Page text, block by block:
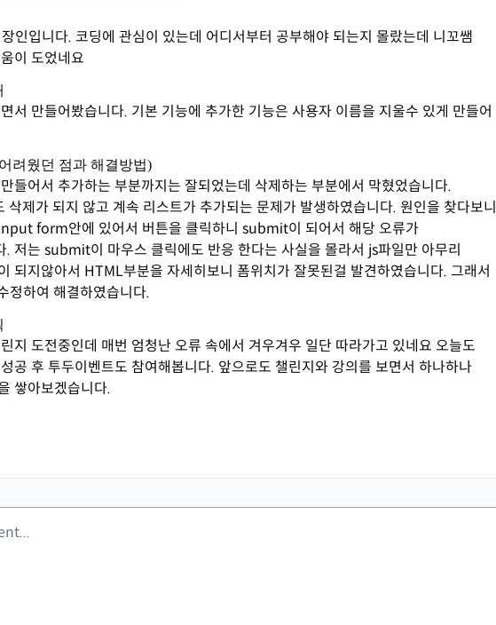
인입니다. 코딩에 관심이 있는데 어디서부터 공부해야 되는지 몰랐는데 니꼬쌤
이 도었네요
서 만들어봤습니다. 기본 기능에 추가한 기능은 사용자 이름을 지울수 있게 만들어
려웠던 점과 해결방법)
들어서 추가하는 부분까지는 잘되었는데 삭제하는 부분에서 막혔었습니다.
삭제가 되지 않고 계속 리스트가 추가되는 문제가 발생하였습니다. 원인을 찾다보니
form안에 있어서 버튼을 클릭하니 submit이 되어서 해당 오류가
. 저는 submit이 마우스 클릭에도 반응 한다는 사실을 몰라서 js파일만 아무리
되지않아서 HTML부분을 자세히보니 폼위치가 잘못된걸 발견하였습니다. 그래서
정하여 해결하였습니다.
지 도전중인데 매번 엄청난 오류 속에서 겨우겨우 일단 따라가고 있네요 오늘도
공 후 투두이벤트도 참여해봅니다. 앞으로도 챌린지와 강의를 보면서 하나하나
쌓아보겠습니다.